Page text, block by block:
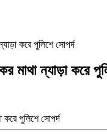
করে পুলিশে সোপর্দ
মাথা ন্যাড়া করে